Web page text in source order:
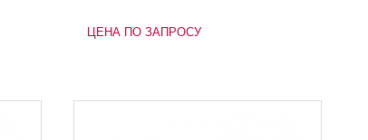
ЦЕНА ПО ЗАПРОСУ